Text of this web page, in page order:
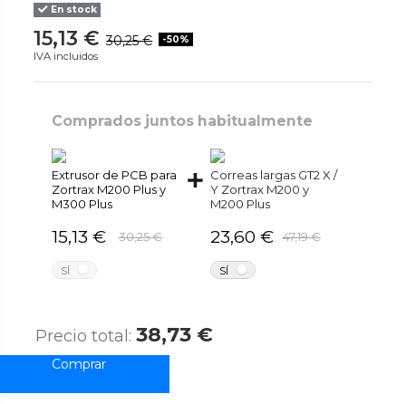
En stock
15,13 € 30,25 € -50%
IVA incluidos
Comprados juntos habitualmente
Extrusor de PCB para
Zortrax M200 Plus y
M300 Plus
15,13 € 30,25 €
SÍ
Correas largas GT2 X /
Y Zortrax M200 y
M200 Plus
23,60 € 47,19 €
SÍ
Precio total:38,73 €